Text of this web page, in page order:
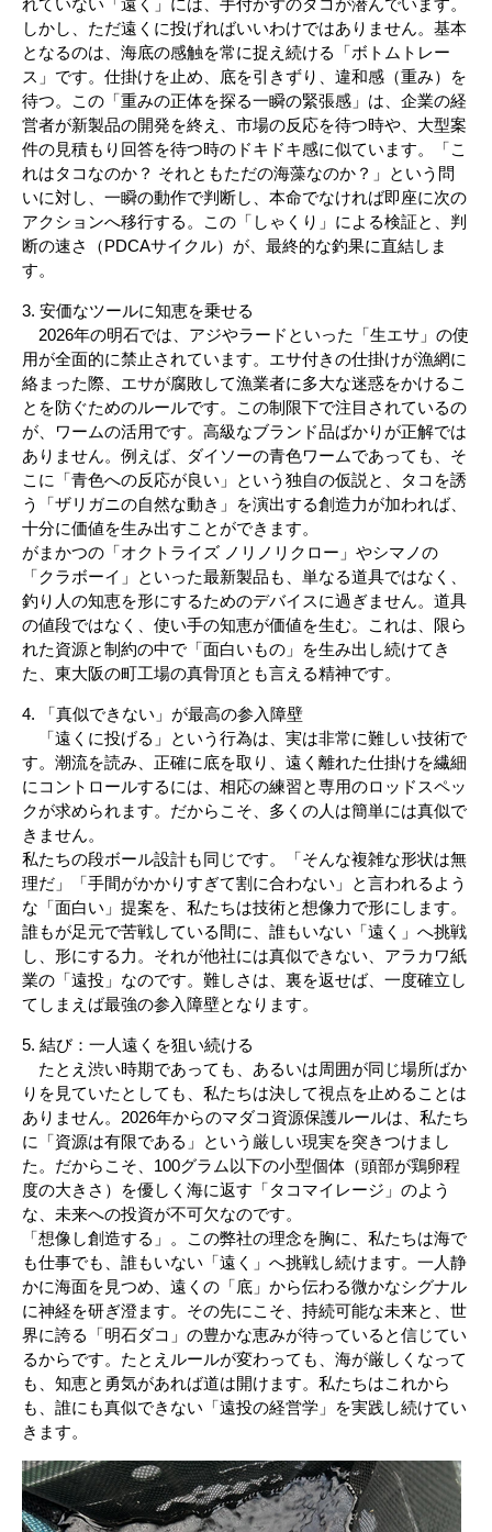
しかし、ただ遠くに投げればいいわけではありません。基本
となるのは、海底の感触を常に捉え続ける「ボトムトレー
ス」です。仕掛けを止め、底を引きずり、違和感（重み）を
待つ。この「重みの正体を探る一瞬の緊張感」は、企業の経
営者が新製品の開発を終え、市場の反応を待つ時や、大型案
件の見積もり回答を待つ時のドキドキ感に似ています。「こ
れはタコなのか？ それともただの海藻なのか？」という問
いに対し、一瞬の動作で判断し、本命でなければ即座に次の
アクションへ移行する。この「しゃくり」による検証と、判
断の速さ（PDCAサイクル）が、最終的な釣果に直結しま
す。
3. 安価なツールに知恵を乗せる
2026年の明石では、アジやラードといった「生エサ」の使
用が全面的に禁止されています。エサ付きの仕掛けが漁網に
絡まった際、エサが腐敗して漁業者に多大な迷惑をかけるこ
とを防ぐためのルールです。この制限下で注目されているの
が、ワームの活用です。高級なブランド品ばかりが正解では
ありません。例えば、ダイソーの青色ワームであっても、そ
こに「青色への反応が良い」という独自の仮説と、タコを誘
う「ザリガニの自然な動き」を演出する創造力が加われば、
十分に価値を生み出すことができます。
がまかつの「オクトライズ ノリノリクロー」やシマノの
「クラボーイ」といった最新製品も、単なる道具ではなく、
釣り人の知恵を形にするためのデバイスに過ぎません。道具
の値段ではなく、使い手の知恵が価値を生む。これは、限ら
れた資源と制約の中で「面白いもの」を生み出し続けてき
た、東大阪の町工場の真骨頂とも言える精神です。
4. 「真似できない」が最高の参入障壁
「遠くに投げる」という行為は、実は非常に難しい技術で
す。潮流を読み、正確に底を取り、遠く離れた仕掛けを繊細
にコントロールするには、相応の練習と専用のロッドスペッ
クが求められます。だからこそ、多くの人は簡単には真似で
きません。
私たちの段ボール設計も同じです。「そんな複雑な形状は無
理だ」「手間がかかりすぎて割に合わない」と言われるよう
な「面白い」提案を、私たちは技術と想像力で形にします。
誰もが足元で苦戦している間に、誰もいない「遠く」へ挑戦
し、形にする力。それが他社には真似できない、アラカワ紙
業の「遠投」なのです。難しさは、裏を返せば、一度確立し
てしまえば最強の参入障壁となります。
5. 結び：一人遠くを狙い続ける
たとえ渋い時期であっても、あるいは周囲が同じ場所ばか
りを見ていたとしても、私たちは決して視点を止めることは
ありません。2026年からのマダコ資源保護ルールは、私たち
に「資源は有限である」という厳しい現実を突きつけまし
た。だからこそ、100グラム以下の小型個体（頭部が鶏卵程
度の大きさ）を優しく海に返す「タコマイレージ」のよう
な、未来への投資が不可欠なのです。
「想像し創造する」。この弊社の理念を胸に、私たちは海で
も仕事でも、誰もいない「遠く」へ挑戦し続けます。一人静
かに海面を見つめ、遠くの「底」から伝わる微かなシグナル
に神経を研ぎ澄ます。その先にこそ、持続可能な未来と、世
界に誇る「明石ダコ」の豊かな恵みが待っていると信じてい
るからです。たとえルールが変わっても、海が厳しくなって
も、知恵と勇気があれば道は開けます。私たちはこれから
も、誰にも真似できない「遠投の経営学」を実践し続けてい
きます。